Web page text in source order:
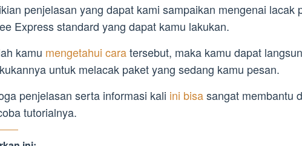
penjelasan yang dapat kami sampaikan mengenai lacak
Express standard yang dapat kamu lakukan.
kamu mengetahui caratersebut, maka kamu dapat
untuk melacak paket yang sedang kamu pesan.
penjelasan serta informasi kali ini bisasangat membantu
tutorialnya.